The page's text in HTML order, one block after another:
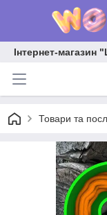
Інтернет-
Товари та